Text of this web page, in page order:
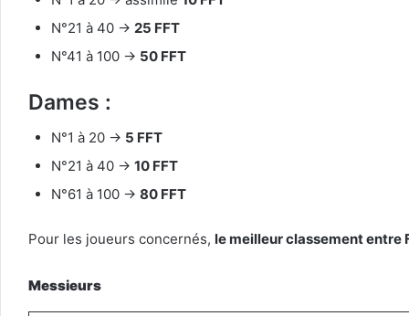
N°21 à 40 → 25 FFT
N°41 à 100 → 50 FFT
Dames :
N°1 à 20 → 5 FFT
N°21 à 40 → 10 FFT
N°61 à 100 → 80 FFT
Pour les joueurs concernés, le meilleur classement entre
Messieurs